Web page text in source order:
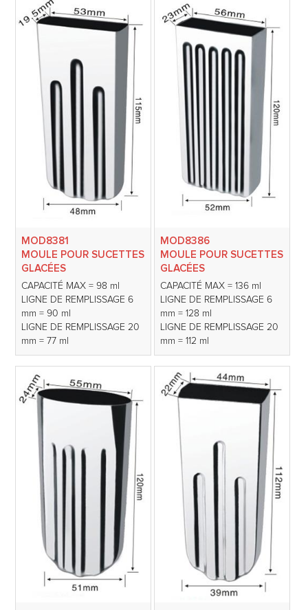
MOD8381
MOULE POUR SUCETTES
GLACÉES
CAPACITÉ MAX = 98 ml
LIGNE DE REMPLISSAGE 6
mm = 90 ml
LIGNE DE REMPLISSAGE 20
mm = 77 ml
MOD8386
MOULE POUR SUCETTES
GLACÉES
CAPACITÉ MAX = 136 ml
LIGNE DE REMPLISSAGE 6
mm = 128 ml
LIGNE DE REMPLISSAGE 20
mm = 112 ml